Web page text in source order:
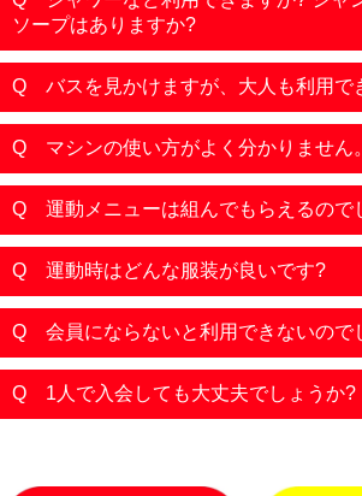
ソープはありますか?
Q バスを見かけますが、大人も利用で
Q マシンの使い方がよく分かりません。
Q 運動メニューは組んでもらえるので
Q 運動時はどんな服装が良いです?
Q 会員にならないと利用できないので
Q 1人で入会しても大丈夫でしょうか?